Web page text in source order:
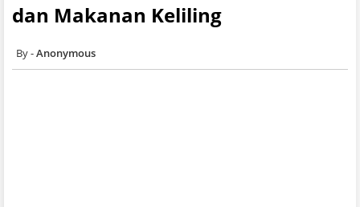
dan Makanan Keliling
Anonymous